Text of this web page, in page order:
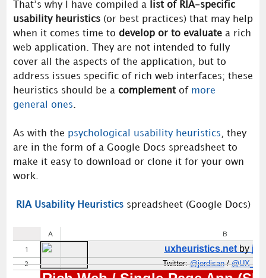
That’s why I have compiled a
list of RIA-specific
usability heuristics(or best practices) that may help
when it comes time to develop or to evaluatea rich
web application. They are not intended to fully
cover all the aspects of the application, but to
address issues specific of rich web interfaces; these
heuristics should be a complementof more
general ones.
As with the psychological usability heuristics, they
are in the form of a Google Docs spreadsheet to
make it easy to download or clone it for your own
work.
RIA Usability Heuristicsspreadsheet (Google Docs)